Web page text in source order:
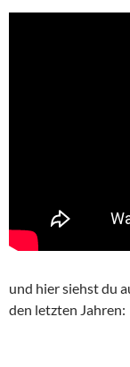
und hier siehst du
den letzten Jahren: